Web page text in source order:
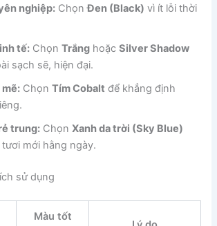
nghiệp: ChọnĐen (Black) vì ít lỗi thời
tế: ChọnTrắng hoặcSilver Shadow
sạch sẽ, hiện đại.
mẽ: ChọnTím Cobalt để khẳng định
trung: ChọnXanh da trời (Sky Blue)
mới hằng ngày.
sử dụng
Màu tốt